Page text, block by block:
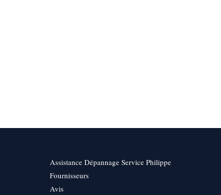
Assistance Dépannage Service Philippe
Fournisseurs
Avis